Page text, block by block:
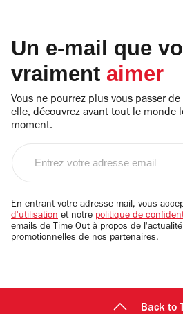
Un e-mail que
vraiment aimer
Vous ne pourrez plus vous passer
elle, découvrez avant tout le monde
moment.
email
En entrant votre adresse mail, vous
d'utilisation et notre politique de
emails de Time Out à propos de
promotionnelles de nos partenaires.
Back to